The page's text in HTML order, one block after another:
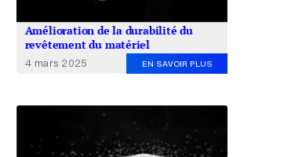
Amélioration de la durabilité du
revêtement du matériel
4 mars 2025 EN SAVOIR PLUS